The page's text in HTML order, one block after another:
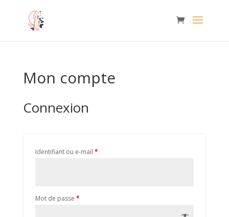
Mon compte
Connexion
Identifiant ou e-mail *
Mot de passe *